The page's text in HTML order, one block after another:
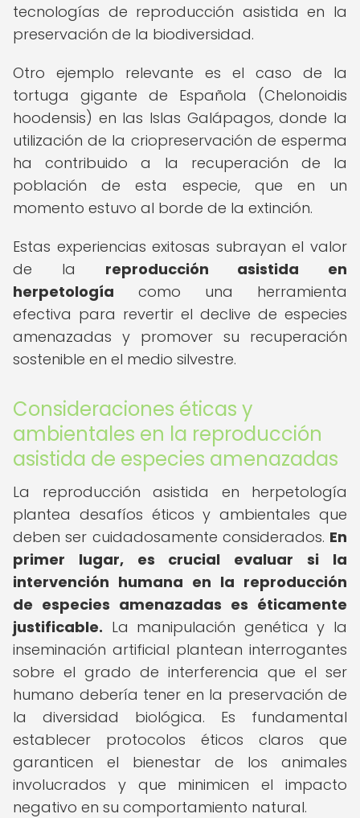
tecnologías de reproducción asistida en la
preservación de la biodiversidad.
Otro ejemplo relevante es el caso de la
tortuga gigante de Española (Chelonoidis
hoodensis) en las Islas Galápagos, donde la
utilización de la criopreservación de esperma
ha contribuido a la recuperación de la
población de esta especie, que en un
momento estuvo al borde de la extinción.
Estas experiencias exitosas subrayan el valor
de la reproducción asistida en
herpetología como una herramienta
efectiva para revertir el declive de especies
amenazadas y promover su recuperación
sostenible en el medio silvestre.
Consideraciones éticas y
ambientales en la reproducción
asistida de especies amenazadas
La reproducción asistida en herpetología
plantea desafíos éticos y ambientales que
deben ser cuidadosamente considerados. En
primer lugar, es crucial evaluar si la
intervención humana en la reproducción
de especies amenazadas es éticamente
justificable. La manipulación genética y la
inseminación artificial plantean interrogantes
sobre el grado de interferencia que el ser
humano debería tener en la preservación de
la diversidad biológica. Es fundamental
establecer protocolos éticos claros que
garanticen el bienestar de los animales
involucrados y que minimicen el impacto
negativo en su comportamiento natural.